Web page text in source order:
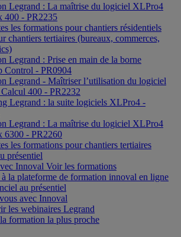
Legrand : La maîtrise du logiciel XLPro4
400 - PR2235
les formations pour chantiers résidentiels
chantiers tertiaires (bureaux, commerces,
Legrand : Prise en main de la borne
Control - PR0904
Legrand - Maîtriser l’utilisation du logiciel
400 - PR2232
Legrand : la suite logiciels XLPro4 -
Legrand : La maîtrise du logiciel XLPro4
6300 - PR2260
les formations pour chantiers tertiaires
présentiel
Innoval Voir les formations
la plateforme de formation innoval en ligne
au présentiel
avec Innoval
les webinaires Legrand
formation la plus proche